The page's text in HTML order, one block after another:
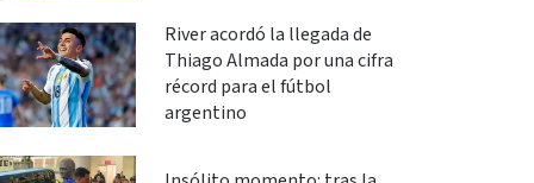
River acordó la llegada de
Thiago Almada por una cifra
récord para el fútbol
argentino